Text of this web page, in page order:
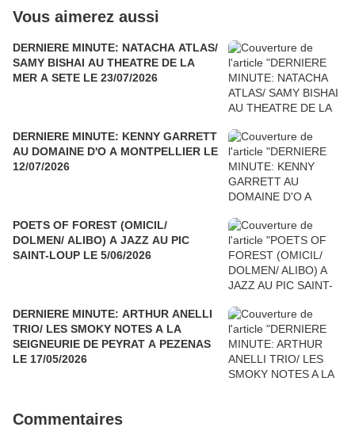
Vous aimerez aussi
DERNIERE MINUTE: NATACHA ATLAS/
SAMY BISHAI AU THEATRE DE LA
MER A SETE LE 23/07/2026
DERNIERE MINUTE: KENNY GARRETT
AU DOMAINE D'O A MONTPELLIER LE
12/07/2026
POETS OF FOREST (OMICIL/
DOLMEN/ ALIBO) A JAZZ AU PIC
SAINT-LOUP LE 5/06/2026
DERNIERE MINUTE: ARTHUR ANELLI
TRIO/ LES SMOKY NOTES A LA
SEIGNEURIE DE PEYRAT A PEZENAS
LE 17/05/2026
Commentaires